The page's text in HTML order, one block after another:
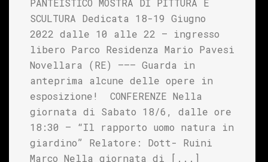
PANTEISTICO MOSTRA DI PITTURA E
SCULTURA Dedicata 18-19 Giugno
2022 dalle 10 alle 22 – ingresso
libero Parco Residenza Mario Pavesi
Novellara (RE) ——– Guarda in
anteprima alcune delle opere in
esposizione! CONFERENZE Nella
giornata di Sabato 18/6, dalle ore
18:30 – “Il rapporto uomo natura in
giardino” Relatore: Dott- Ruini
Marco Nella giornata di [...]